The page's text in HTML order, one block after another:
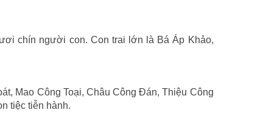
chín người con. Con trai lớn là Bá Áp Khảo,
Mao Công Toại, Châu Công Ðán, Thiệu Công
tiệc tiễn hành.